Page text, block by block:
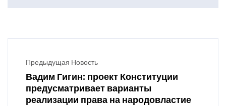
Предыдущая Новость
Вадим Гигин: проект Конституции
предусматривает варианты
реализации права на народовластие